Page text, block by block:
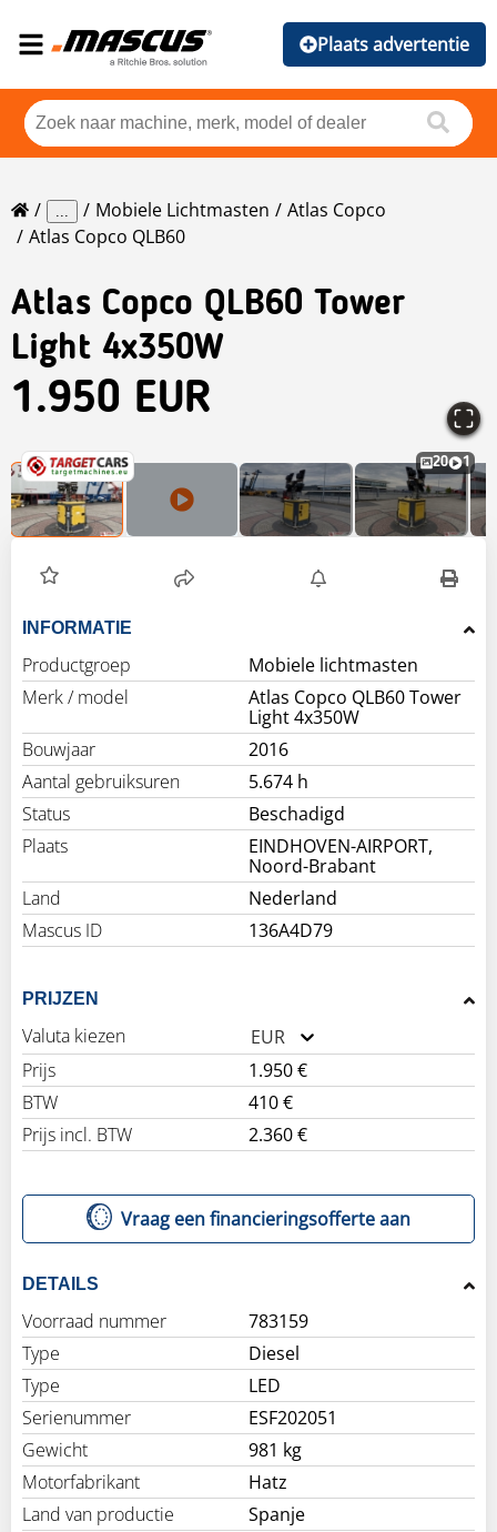
Plaats advertentie
... Mobiele Lichtmasten
Atlas Copco
Atlas Copco QLB60
Atlas Copco QLB60 Tower
Light 4x350W
1.950 EUR
20 1
INFORMATIE
Productgroep
Mobiele lichtmasten
Merk / model
Atlas Copco QLB60 Tower
Light 4x350W
Bouwjaar
2016
Aantal gebruiksuren
5.674 h
Status
Beschadigd
Plaats
EINDHOVEN-AIRPORT,
Noord-Brabant
Land
Nederland
Mascus ID
136A4D79
PRIJZEN
Valuta kiezen
EUR
Prijs
1.950 €
BTW
410 €
Prijs incl. BTW
2.360 €
Vraag een financieringsofferte aan
DETAILS
Voorraad nummer
783159
Type
Diesel
Type
LED
Serienummer
ESF202051
Gewicht
981 kg
Motorfabrikant
Hatz
Land van productie
Spanje